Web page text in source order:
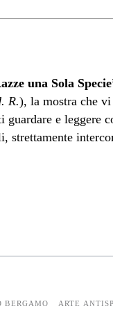
una Sola Specie
R.), la mostra che
e leggere
BERGAMO ARTE